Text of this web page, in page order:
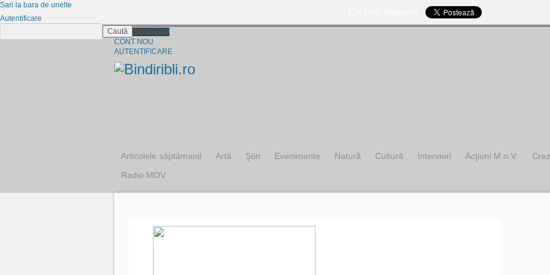
CINE SUNTEM?
CONT NOU
AUTENTIFICARE
Articolele săptămanii Artă Ştiri Evenimente Natură Cultură Interviuri Acţiuni M.o.V. Crez
Radio MOV
Sari la bara de unelte
Autentificare
Caută